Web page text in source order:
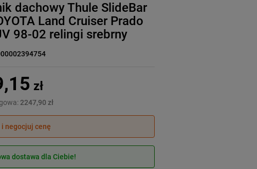
dachowy Thule SlideBar
Land Cruiser Prado
98-02 relingi srebrny
zł
2247,90 zł
negocjuj cenę
dostawa dla Ciebie!